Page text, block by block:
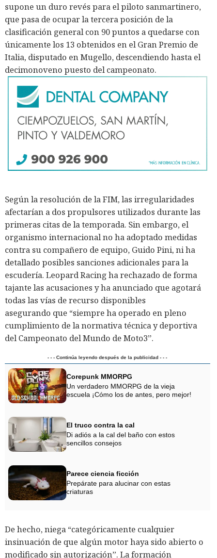
supone un duro revés para el piloto sanmartinero,
que pasa de ocupar la tercera posición de la
clasificación general con 90 puntos a quedarse con
únicamente los 13 obtenidos en el Gran Premio de
Italia, disputado en Mugello, descendiendo hasta el
decimonoveno puesto del campeonato.
Según la resolución de la FIM, las irregularidades
afectarían a dos propulsores utilizados durante las
primeras citas de la temporada. Sin embargo, el
organismo internacional no ha adoptado medidas
contra su compañero de equipo, Guido Pini, ni ha
detallado posibles sanciones adicionales para la
escudería. Leopard Racing ha rechazado de forma
tajante las acusaciones y ha anunciado que agotará
todas las vías de recurso disponibles
asegurando que “siempre ha operado en pleno
cumplimiento de la normativa técnica y deportiva
del Campeonato del Mundo de Moto3”.
- - - Continúa leyendo después de la publicidad - - -
Corepunk MMORPG
Un verdadero MMORPG de la vieja
escuela ¡Cómo los de antes, pero mejor!
El truco contra la cal
Di adiós a la cal del baño con estos
sencillos consejos
Parece ciencia ficción
Prepárate para alucinar con estas
criaturas
De hecho, niega “categóricamente cualquier
insinuación de que algún motor haya sido abierto o
modificado sin autorización”. La formación